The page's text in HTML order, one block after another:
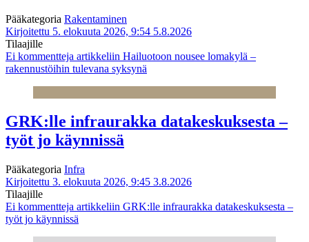
Pääkategoria Rakentaminen
Kirjoitettu 5. elokuuta 2026, 9:54 5.8.2026
Tilaajille
Ei kommentteja artikkeliin Hailuotoon nousee lomakylä –
rakennustöihin tulevana syksynä
GRK:lle infraurakka datakeskuksesta –
työt jo käynnissä
Pääkategoria Infra
Kirjoitettu 3. elokuuta 2026, 9:45 3.8.2026
Tilaajille
Ei kommentteja artikkeliin GRK:lle infraurakka datakeskuksesta –
työt jo käynnissä